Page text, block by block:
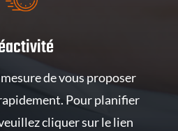
de vous proposer
Pour planifier
cliquer sur le lien